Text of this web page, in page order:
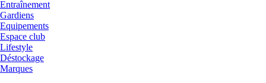
Entraînement
Gardiens
Equipements
Espace club
Lifestyle
Déstockage
Marques